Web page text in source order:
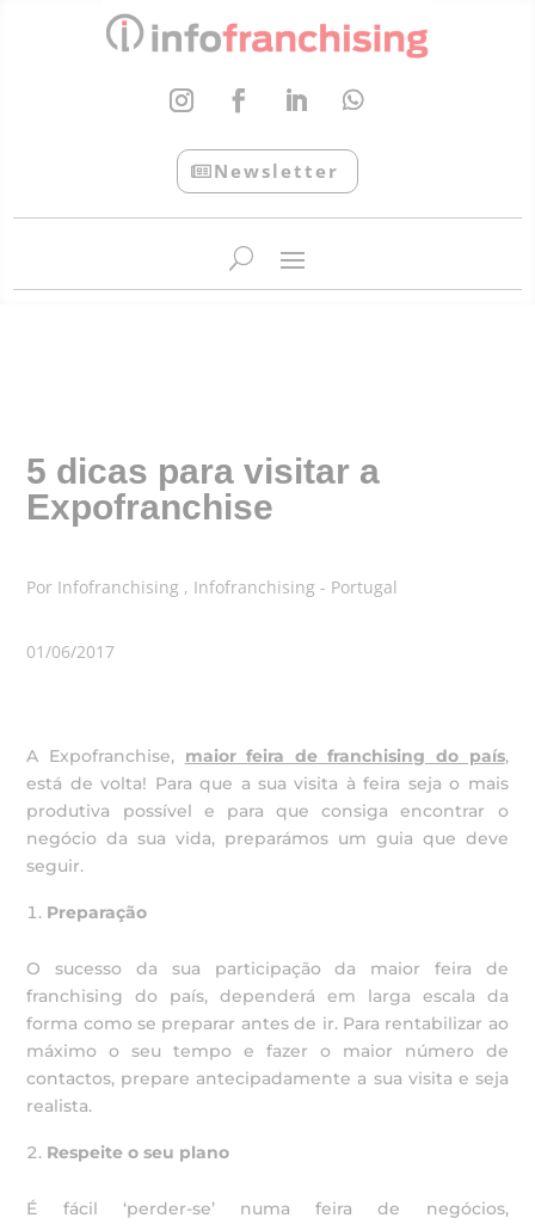
Newsletter
5 dicas para visitar a
Expofranchise
Por Infofranchising , Infofranchising - Portugal
01/06/2017
A Expofranchise, maior feira de franchising do país,
está de volta! Para que a sua visita à feira seja o mais
produtiva possível e para que consiga encontrar o
negócio da sua vida, preparámos um guia que deve
seguir.
Preparação
O sucesso da sua participação da maior feira de
franchising do país, dependerá em larga escala da
forma como se preparar antes de ir. Para rentabilizar ao
máximo o seu tempo e fazer o maior número de
contactos, prepare antecipadamente a sua visita e seja
realista.
Respeite o seu plano
É fácil ‘perder-se’ numa feira de negócios,